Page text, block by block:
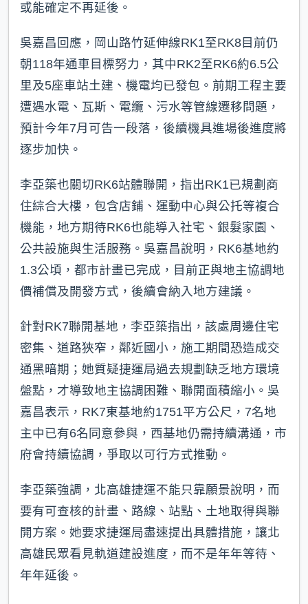
或能確定不再延後。
吳嘉昌回應，岡山路竹延伸線RK1至RK8目前仍
朝118年通車目標努力，其中RK2至RK6約6.5公
里及5座車站土建、機電均已發包。前期工程主要
遭遇水電、瓦斯、電纜、污水等管線遷移問題，
預計今年7月可告一段落，後續機具進場後進度將
逐步加快。
李亞築也關切RK6站體聯開，指出RK1已規劃商
住綜合大樓，包含店鋪、運動中心與公托等複合
機能，地方期待RK6也能導入社宅、銀髮家園、
公共設施與生活服務。吳嘉昌說明，RK6基地約
1.3公頃，都市計畫已完成，目前正與地主協調地
價補償及開發方式，後續會納入地方建議。
針對RK7聯開基地，李亞築指出，該處周邊住宅
密集、道路狹窄，鄰近國小，施工期間恐造成交
通黑暗期；她質疑捷運局過去規劃缺乏地方環境
盤點，才導致地主協調困難、聯開面積縮小。吳
嘉昌表示，RK7東基地約1751平方公尺，7名地
主中已有6名同意參與，西基地仍需持續溝通，市
府會持續協調，爭取以可行方式推動。
李亞築強調，北高雄捷運不能只靠願景說明，而
要有可查核的計畫、路線、站點、土地取得與聯
開方案。她要求捷運局盡速提出具體措施，讓北
高雄民眾看見軌道建設進度，而不是年年等待、
年年延後。